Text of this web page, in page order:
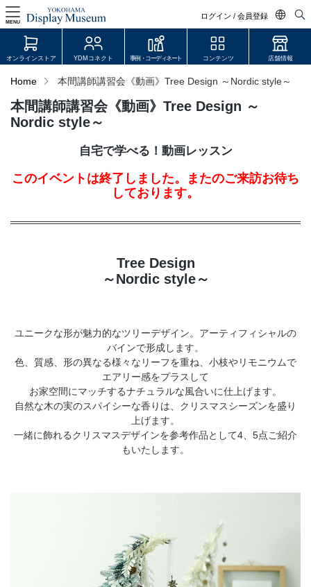
ログイン / 会員登録
日本語
MENU
ログイン・会員登録
オンラインストア
YDM Connect
店舗情報・営業日
会社情報
採用情報
お問い合わせ
オンラインストア YDMコネクト 事例・コーディネート コンテンツ 店舗情報
Home 本間講師講習会《動画》Tree Design ～Nordic style～
本間講師講習会《動画》Tree Design ～
Nordic style～
自宅で学べる！動画レッスン
このイベントは終了しました。またのご来訪お待ち
しております。
Tree Design
～Nordic style～
ユニークな形が魅力的なツリーデザイン。アーティフィシャルの
バインで形成します。
色、質感、形の異なる様々なリーフを重ね、小枝やリモニウムで
エアリー感をプラスして
お家空間にマッチするナチュラルな風合いに仕上げます。
自然な木の実のスパイシーな香りは、クリスマスシーズンを盛り
上げます。
一緒に飾れるクリスマスデザインを参考作品として4、5点ご紹介
もいたします。